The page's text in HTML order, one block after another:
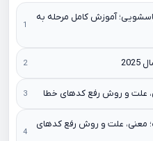
آموزش کامل مرحله به
علت و روش رفع کدهای خطا
معنی، علت و روش رفع کدهای